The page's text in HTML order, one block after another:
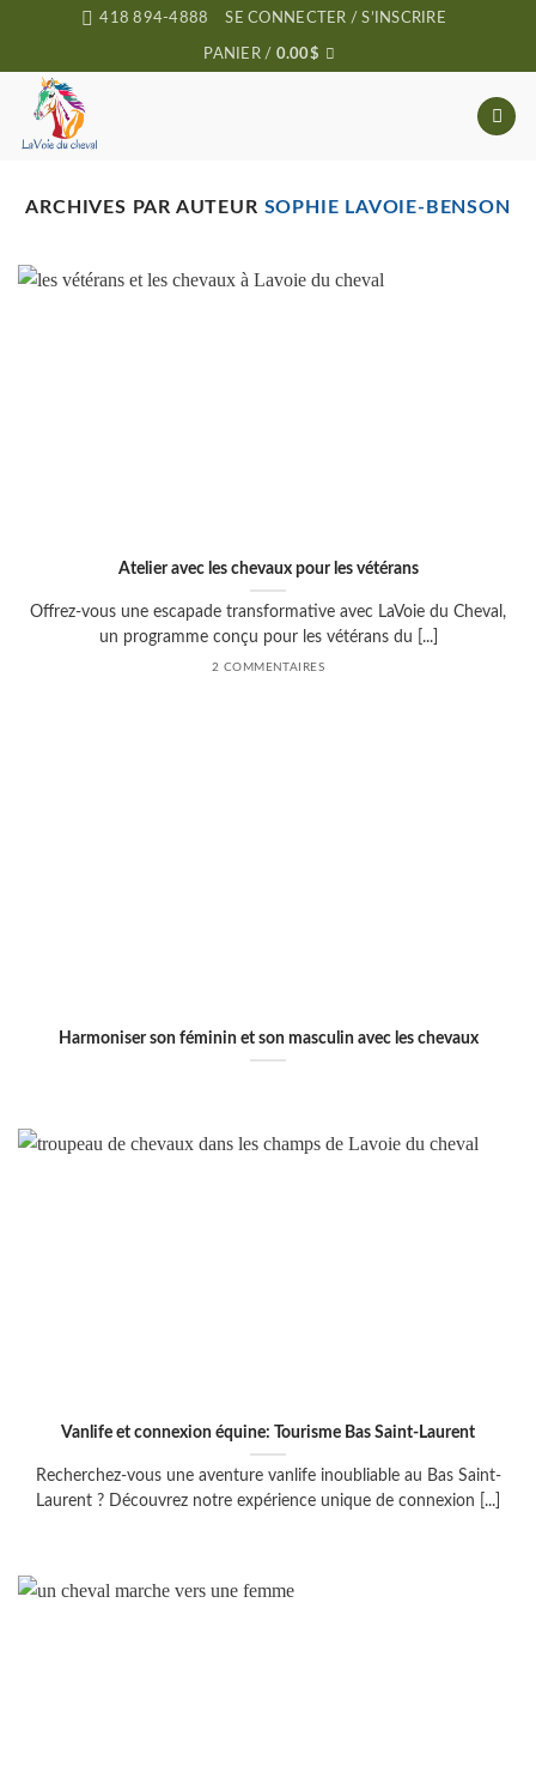
contenu
418 894-4888 SE CONNECTER / S’INSCRIRE
PANIER / 0.00$
ARCHIVES PAR AUTEUR SOPHIE LAVOIE-BENSON
Atelier avec les chevaux pour les vétérans
Offrez-vous une escapade transformative avec LaVoie du Cheval,
un programme conçu pour les vétérans du [...]
2 COMMENTAIRES
Harmoniser son féminin et son masculin avec les chevaux
Vanlife et connexion équine: Tourisme Bas Saint-Laurent
Recherchez-vous une aventure vanlife inoubliable au Bas Saint-
Laurent ? Découvrez notre expérience unique de connexion [...]